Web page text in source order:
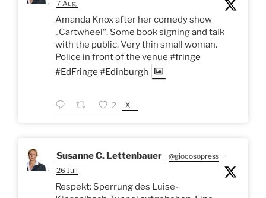
7 Aug.
Amanda Knox after her comedy show
„Cartwheel“. Some book signing and talk
with the public. Very thin small woman.
Police in front of the venue #fringe
#EdFringe #Edinburgh
2 X
Susanne C. Lettenbauer @giocosopress ·
26 Juli
Respekt: Sperrung des Luise-